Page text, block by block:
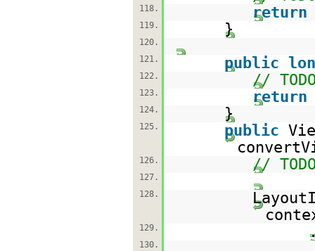
118. return
119. }
120.
121.
public
122. //
123. return
124. }
125. public
126. //
127.
128.
129.
130.